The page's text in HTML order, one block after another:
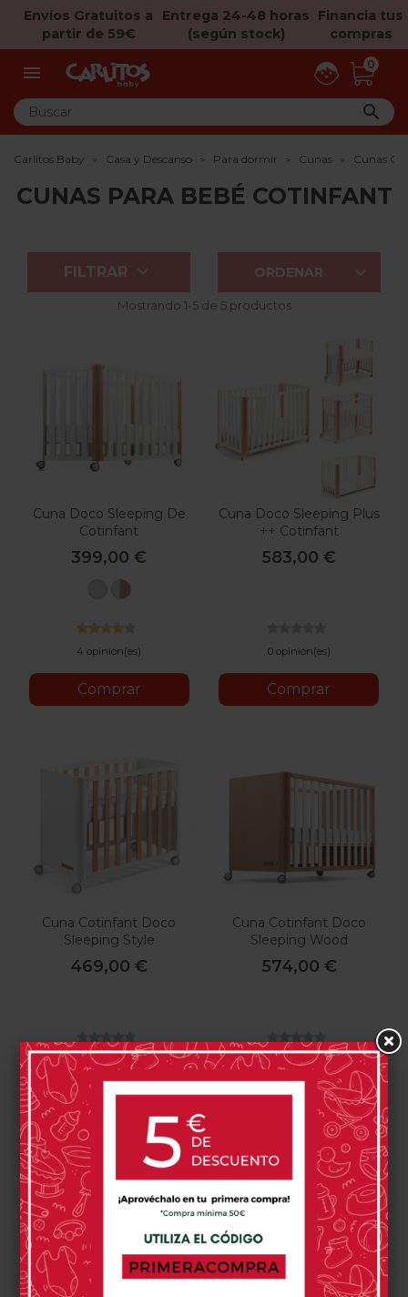
Envíos Gratuitos a
partir de 59€
Entrega 24-48 horas
(según stock)
Financia tus
compras
 0

Carlitos Baby Casa y Descanso Para dormir Cunas Cunas
CUNAS PARA BEBÉ COTINFANT
ORDENAR 
FILTRAR 
Mostrando 1-5 de 5 productos
Cuna Doco Sleeping De
Cotinfant
399,00 €
BlancoBlanco
Natural
4 opinión(es)
Comprar
Cuna Doco Sleeping Plus
++ Cotinfant
583,00 €
0 opinión(es)
Comprar
Cuna Cotinfant Doco
Sleeping Style
469,00 €
0 opinión(es)
Comprar
Cuna Cotinfant Doco
Sleeping Wood
574,00 €
0 opinión(es)
Comprar